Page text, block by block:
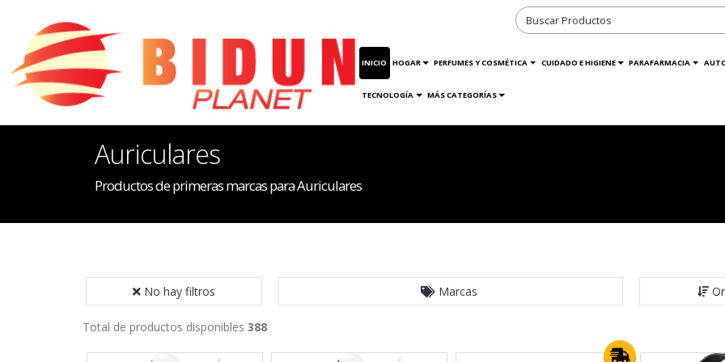
INICIO HOGAR PERFUMES Y COSMÉTICA CUIDADO E HIGIENE PARAFARMACIA
TECNOLOGÍA MÁS CATEGORÍAS
Auriculares
Productos de primeras marcas para Auriculares
No hay filtros Marcas
Total de productos disponibles 388